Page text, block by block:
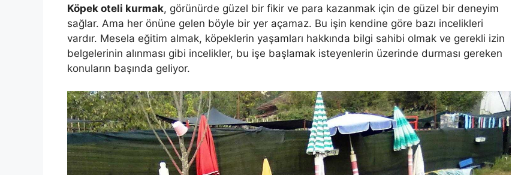
Köpek oteli kurmak, görünürde güzel bir fikir ve para kazanmak için de güzel bir deneyim
sağlar. Ama her önüne gelen böyle bir yer açamaz. Bu işin kendine göre bazı incelikleri
vardır. Mesela eğitim almak, köpeklerin yaşamları hakkında bilgi sahibi olmak ve gerekli izin
belgelerinin alınması gibi incelikler, bu işe başlamak isteyenlerin üzerinde durması gereken
konuların başında geliyor.